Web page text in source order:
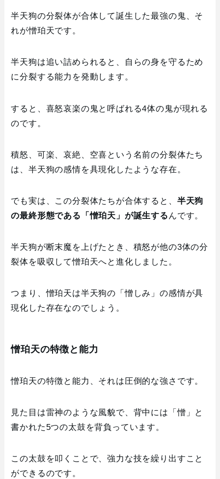
半天狗の分裂体が合体して誕生した最強の鬼、そ
れが憎珀天です。
半天狗は追い詰められると、自らの身を守るため
に分裂する能力を発動します。
すると、喜怒哀楽の鬼と呼ばれる4体の鬼が現れる
のです。
積怒、可楽、哀絶、空喜という名前の分裂体たち
は、半天狗の感情を具現化したような存在。
でも実は、この分裂体たちが合体すると、 半天狗
の最終形態である「憎珀天」が誕生する んです。
半天狗が断末魔を上げたとき、積怒が他の3体の分
裂体を吸収して憎珀天へと進化しました。
つまり、憎珀天は半天狗の「憎しみ」の感情が具
現化した存在なのでしょう。
憎珀天の特徴と能力
憎珀天の特徴と能力、それは圧倒的な強さです。
見た目は雷神のような風貌で、背中には「憎」と
書かれた5つの太鼓を背負っています。
この太鼓を叩くことで、強力な技を繰り出すこと
ができるのです。